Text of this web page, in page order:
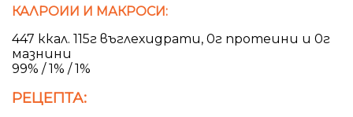
КАЛРОИИ И МАКРОСИ:
447 ккал. 115г въглехидрати, 0г протеини и 0г
мазнини
99% / 1% / 1%
РЕЦЕПТА: